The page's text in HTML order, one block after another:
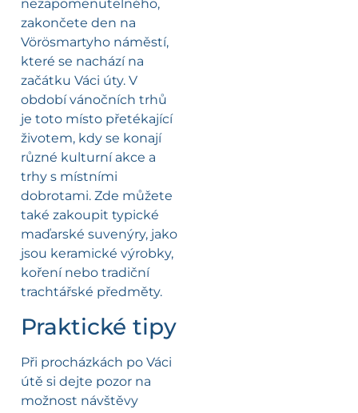
nezapomenutelného,
zakončete den na
Vörösmartyho náměstí,
které se nachází na
začátku Váci úty. V
období vánočních trhů
je toto místo přetékající
životem, kdy se konají
různé kulturní akce a
trhy s místními
dobrotami. Zde můžete
také zakoupit typické
maďarské suvenýry, jako
jsou keramické výrobky,
koření nebo tradiční
trachtářské předměty.
Praktické tipy
Při procházkách po Váci
útě si dejte pozor na
možnost návštěvy